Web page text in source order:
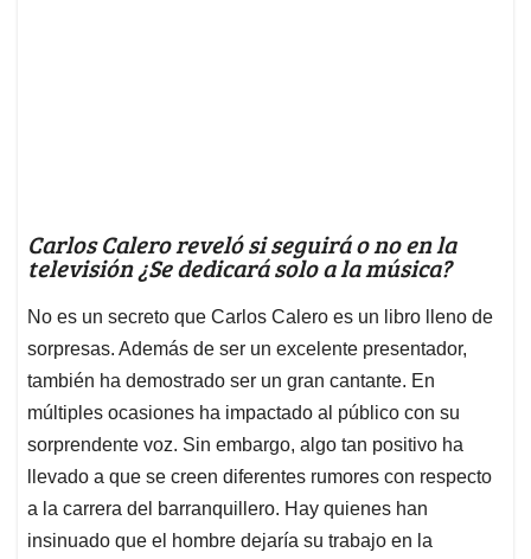
Carlos Calero reveló si seguirá o no en la
televisión ¿Se dedicará solo a la música?
No es un secreto que Carlos Calero es un libro lleno de
sorpresas. Además de ser un excelente presentador,
también ha demostrado ser un gran cantante. En
múltiples ocasiones ha impactado al público con su
sorprendente voz. Sin embargo, algo tan positivo ha
llevado a que se creen diferentes rumores con respecto
a la carrera del barranquillero. Hay quienes han
insinuado que el hombre dejaría su trabajo en la